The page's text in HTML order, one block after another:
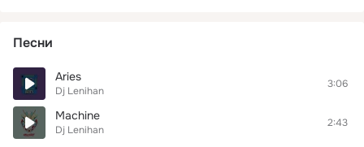
Песни
Aries
Dj Lenihan
3:06
Machine
Dj Lenihan
2:43